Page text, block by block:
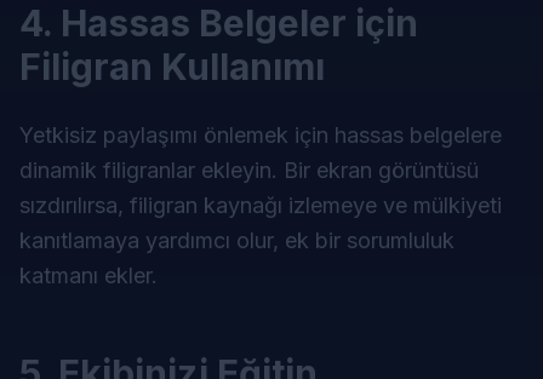
4. Hassas Belgeler için
Filigran Kullanımı
Yetkisiz paylaşımı önlemek için hassas belgelere
dinamik filigranlar ekleyin. Bir ekran görüntüsü
sızdırılırsa, filigran kaynağı izlemeye ve mülkiyeti
kanıtlamaya yardımcı olur, ek bir sorumluluk
katmanı ekler.